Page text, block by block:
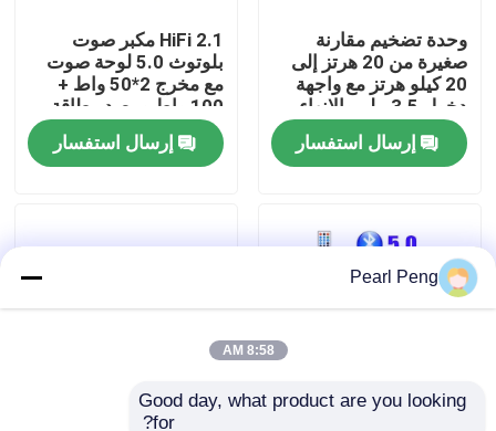
مراقبة الجودة
اتصل بنا
القضايا
وحدة تضخيم مقارنة
صغيرة من 20 هرتز إلى
20 كيلو هرتز مع واجهة
دخول 3.5 ملم والإنهاء
الفضي
إرسال استفسار
2.1 HiFi مكبر صوت
بلوتوث 5.0 لوحة صوت
مع مخرج 2*50 واط +
100 واط ومصدر طاقة
DC12 ~ 24 فولت
إرسال استفسار
Pearl Peng
8:58 AM
Good day, what product are you looking
for?